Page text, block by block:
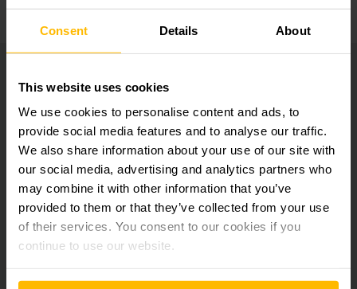
Consent Details About
This website uses cookies
We use cookies to personalise content and ads, to
provide social media features and to analyse our traffic.
We also share information about your use of our site with
our social media, advertising and analytics partners who
may combine it with other information that you’ve
provided to them or that they’ve collected from your use
of their services. You consent to our cookies if you
continue to use our website.